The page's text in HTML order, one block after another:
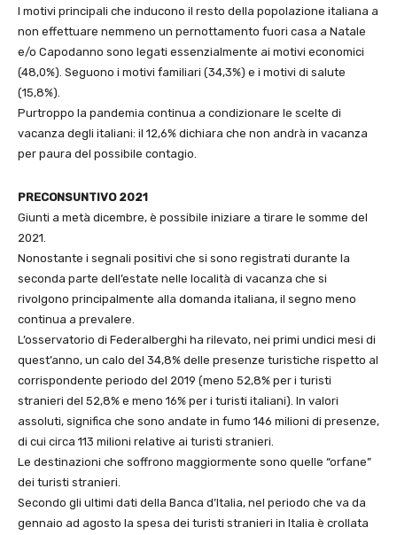
I motivi principali che inducono il resto della popolazione italiana a
non effettuare nemmeno un pernottamento fuori casa a Natale
e/o Capodanno sono legati essenzialmente ai motivi economici
(48,0%). Seguono i motivi familiari (34,3%) e i motivi di salute
(15,8%).
Purtroppo la pandemia continua a condizionare le scelte di
vacanza degli italiani: il 12,6% dichiara che non andrà in vacanza
per paura del possibile contagio.
PRECONSUNTIVO 2021
Giunti a metà dicembre, è possibile iniziare a tirare le somme del
2021.
Nonostante i segnali positivi che si sono registrati durante la
seconda parte dell’estate nelle località di vacanza che si
rivolgono principalmente alla domanda italiana, il segno meno
continua a prevalere.
L’osservatorio di Federalberghi ha rilevato, nei primi undici mesi di
quest’anno, un calo del 34,8% delle presenze turistiche rispetto al
corrispondente periodo del 2019 (meno 52,8% per i turisti
stranieri del 52,8% e meno 16% per i turisti italiani). In valori
assoluti, significa che sono andate in fumo 146 milioni di presenze,
di cui circa 113 milioni relative ai turisti stranieri.
Le destinazioni che soffrono maggiormente sono quelle “orfane”
dei turisti stranieri.
Secondo gli ultimi dati della Banca d’Italia, nel periodo che va da
gennaio ad agosto la spesa dei turisti stranieri in Italia è crollata